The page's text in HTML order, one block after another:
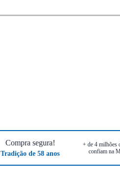
Compra segura!
Tradição de 58 anos
+ de 4 milhões
confiam na